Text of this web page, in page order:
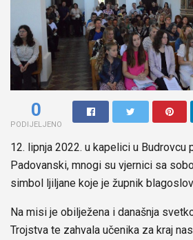
0
PODIJELJENO
12. lipnja 2022. u kapelici u Budrovcu
Padovanski, mnogi su vjernici sa
simbol ljiljane koje je župnik
Na misi je obilježena i današnja
Trojstva te zahvala učenika za kraj